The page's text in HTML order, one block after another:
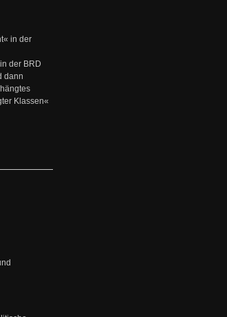
in der
der BRD
dann
Klassen«